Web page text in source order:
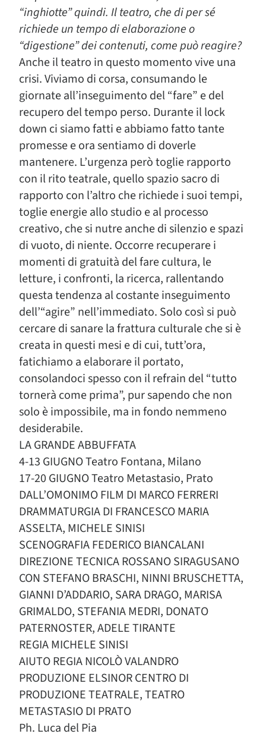
“inghiotte” quindi. Il teatro, che di per sé
richiede un tempo di elaborazione o
“digestione” dei contenuti, come può reagire?
Anche il teatro in questo momento vive una
crisi. Viviamo di corsa, consumando le
giornate all’inseguimento del “fare” e del
recupero del tempo perso. Durante il lock
down ci siamo fatti e abbiamo fatto tante
promesse e ora sentiamo di doverle
mantenere. L’urgenza però toglie rapporto
con il rito teatrale, quello spazio sacro di
rapporto con l’altro che richiede i suoi tempi,
toglie energie allo studio e al processo
creativo, che si nutre anche di silenzio e spazi
di vuoto, di niente. Occorre recuperare i
momenti di gratuità del fare cultura, le
letture, i confronti, la ricerca, rallentando
questa tendenza al costante inseguimento
dell’“agire” nell’immediato. Solo così si può
cercare di sanare la frattura culturale che si è
creata in questi mesi e di cui, tutt’ora,
fatichiamo a elaborare il portato,
consolandoci spesso con il refrain del “tutto
tornerà come prima”, pur sapendo che non
solo è impossibile, ma in fondo nemmeno
desiderabile.
LA GRANDE ABBUFFATA
4-13 GIUGNO Teatro Fontana, Milano
17-20 GIUGNO Teatro Metastasio, Prato
DALL’OMONIMO FILM DI MARCO FERRERI
DRAMMATURGIA DI FRANCESCO MARIA
ASSELTA, MICHELE SINISI
SCENOGRAFIA FEDERICO BIANCALANI
DIREZIONE TECNICA ROSSANO SIRAGUSANO
CON STEFANO BRASCHI, NINNI BRUSCHETTA,
GIANNI D’ADDARIO, SARA DRAGO, MARISA
GRIMALDO, STEFANIA MEDRI, DONATO
PATERNOSTER, ADELE TIRANTE
REGIA MICHELE SINISI
AIUTO REGIA NICOLÒ VALANDRO
PRODUZIONE ELSINOR CENTRO DI
PRODUZIONE TEATRALE, TEATRO
METASTASIO DI PRATO
Ph. Luca del Pia